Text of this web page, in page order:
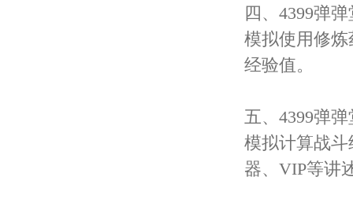
四、4399弹弹
模拟使用修
经验值。
五、4399弹弹
模拟计算战
器、VIP等讲